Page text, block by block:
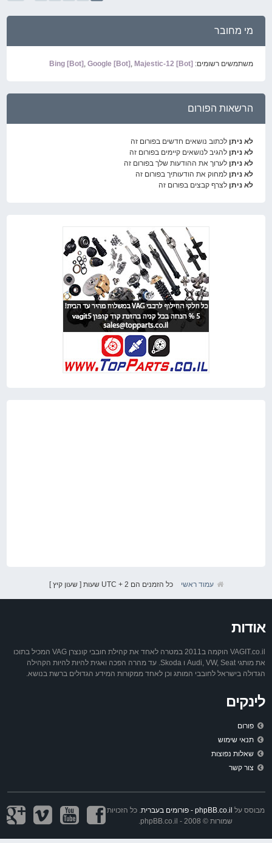
מי מחובר
משתמשים רשומים: Bing [Bot] , Google [Bot] , Majestic-12 [Bot]
הרשאות הפורום
לא ניתן לכתוב נושאים חדשים בפורום זה
לא ניתן להגיב לנושאים קיימים בפורום זה
לא ניתן לערוך את ההודעות שלך בפורום זה
לא ניתן למחוק את הודעותיך בפורום זה
לא ניתן לצרף קבצים בפורום זה
עמוד ראשי כל הזמנים הם UTC + 2 שעות [ שעון קיץ ]
אודות
VAGIT.co.il הוקמה ב2011 במטרה לאחד את קהילת חובבי קונצרן VAG המכיל בתוכו
את מותגי Audi, VW, Seat ו Skoda. עד מהרה הפכה ואגית להיות להיות הקהילה
הגדולה בישראל לחובבי המותג וכן לאחד ממקורות המידע הגדולים ברשת בנושא.
לינקים
פורום
תנאי שימוש
שאלות נפוצות
צור קשר
מבוסס על phpBB.co.il - פורומים בעברית
. כל הזכויות
שמורות © 2008 - phpBB.co.il.